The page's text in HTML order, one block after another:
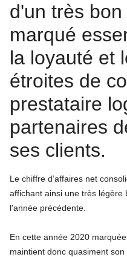
d'un très
marqué
la loyauté et
étroites de
prestataire
partenaires
ses clients.
Le chiffre d’affaires net
affichant ainsi une très légère
l'année précédente.
En cette année 2020
maintient donc quasiment